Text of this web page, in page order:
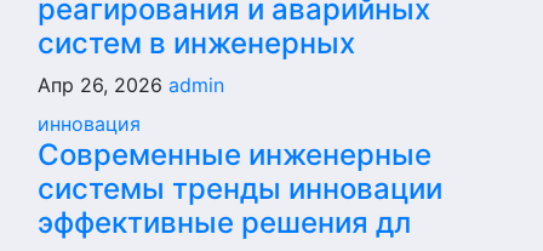
реагирования и аварийных
систем в инженерных
Апр 26, 2026 admin
инновация
Современные инженерные
системы тренды инновации
эффективные решения дл